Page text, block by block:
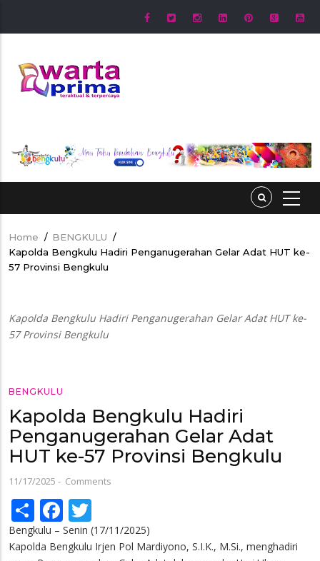
Breadcrumb
Home / BENGKULU /
Kapolda Bengkulu Hadiri Penganugerahan Gelar Adat HUT ke-
57 Provinsi Bengkulu
Kapolda Bengkulu Hadiri Penganugerahan Gelar Adat HUT ke-
57 Provinsi Bengkulu
BENGKULU
Kapolda Bengkulu Hadiri
Penganugerahan Gelar Adat
HUT ke-57 Provinsi Bengkulu
11/17/2025 - Comments
ShareFacebook
Bengkulu – Senin (17/11/2025)
Kapolda Bengkulu Irjen Pol Mardiyono, S.I.K., M.Si., menghadiri